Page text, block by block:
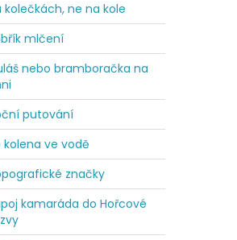
kolečkách, ne na kole
mlčení
nebo bramboračka na
putování
kolena ve vodě
značky
kamaráda do Hořcové